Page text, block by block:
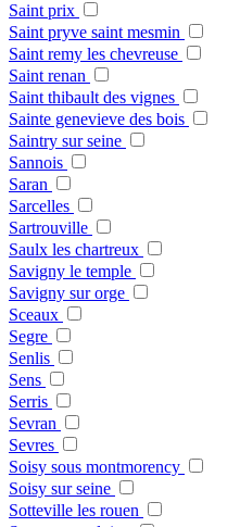
Saint prix
Saint pryve saint mesmin
Saint remy les chevreuse
Saint renan
Saint thibault des vignes
Sainte genevieve des bois
Saintry sur seine
Sannois
Saran
Sarcelles
Sartrouville
Saulx les chartreux
Savigny le temple
Savigny sur orge
Sceaux
Segre
Senlis
Sens
Serris
Sevran
Sevres
Soisy sous montmorency
Soisy sur seine
Sotteville les rouen